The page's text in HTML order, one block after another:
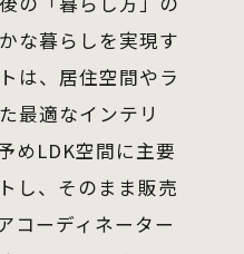
な暮らしを実現す
は、居住空間やラ
最適なインテリ
めLDK空間に主要
し、そのまま販売
コーディネーター